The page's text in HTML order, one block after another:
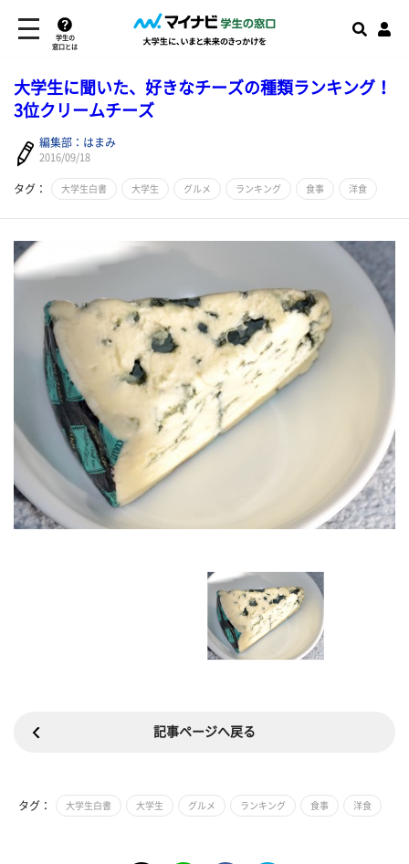
学生の
窓口とは
大学生に聞いた、好きなチーズの種類ランキング！
3位クリームチーズ
編集部：はまみ
2016/09/18
タグ： 大学生白書 大学生 グルメ ランキング 食事 洋食
記事ページへ戻る
タグ： 大学生白書 大学生 グルメ ランキング 食事 洋食